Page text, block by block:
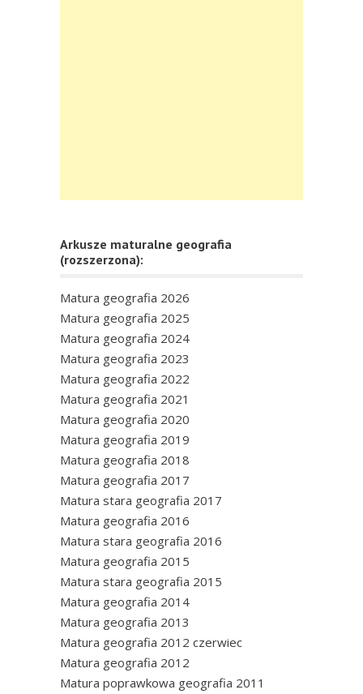
Arkusze maturalne geografia
(rozszerzona):
Matura geografia 2026
Matura geografia 2025
Matura geografia 2024
Matura geografia 2023
Matura geografia 2022
Matura geografia 2021
Matura geografia 2020
Matura geografia 2019
Matura geografia 2018
Matura geografia 2017
Matura stara geografia 2017
Matura geografia 2016
Matura stara geografia 2016
Matura geografia 2015
Matura stara geografia 2015
Matura geografia 2014
Matura geografia 2013
Matura geografia 2012 czerwiec
Matura geografia 2012
Matura poprawkowa geografia 2011